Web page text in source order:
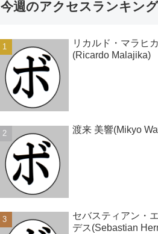
今週のアクセスランキング
リカルド・マラヒカ
(Ricardo Malajika)
渡来 美響(Mikyo
セバスティアン・
デス(Sebastian